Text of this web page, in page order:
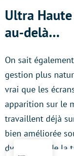
Ultra
au-delà…
On sait
gestion plus
vrai que les
apparition sur le
travaillent déjà
bien améliorée
dynamique de la